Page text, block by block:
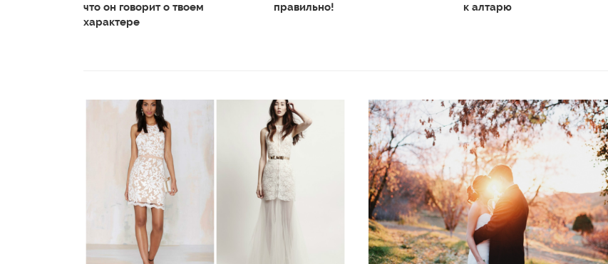
что он говорит о твоем
характере
правильно!
к алтарю